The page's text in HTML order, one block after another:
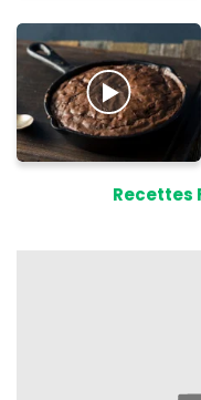
Recettes